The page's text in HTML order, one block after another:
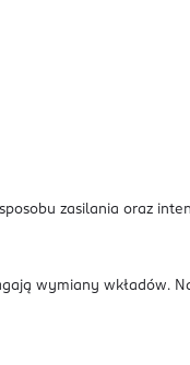
zasilania oraz
wymiany wkładów.